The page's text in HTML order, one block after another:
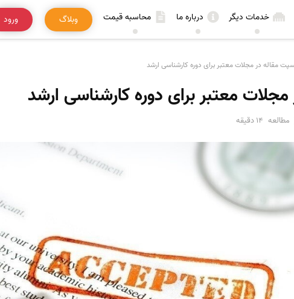
خدمات دیگر درباره ما محاسبه قیمت وبلاگ ورود
مقاله در مجلات معتبر برای دوره کارشناسی ارشد
معتبر برای دوره کارشناسی ارشد
مطالعه 14 دقیقه